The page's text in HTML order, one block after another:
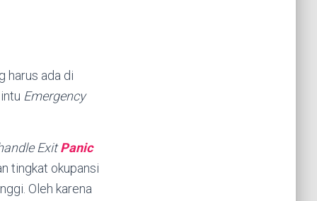
harus ada di
Emergency
Exit Panic
tingkat okupansi
Oleh karena